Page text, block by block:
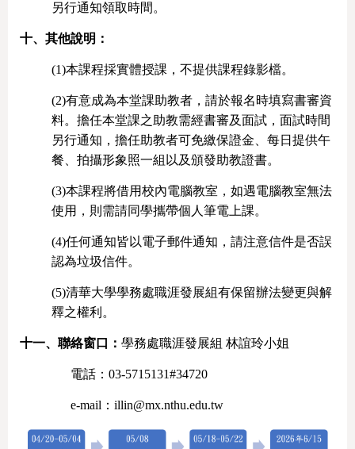
另行通知領取時間。
十、其他說明：
(1)本課程採實體授課，不提供課程錄影檔。
(2)有意成為本堂課助教者，請於報名時填寫書審資
料。擔任本堂課之助教需經書審及面試，面試時間
另行通知，擔任助教者可免繳保證金、每日提供午
餐、拍攝形象照一組以及頒發助教證書。
(3)本課程將借用校內電腦教室，如遇電腦教室無法
使用，則需請同學攜帶個人筆電上課。
(4)任何通知皆以電子郵件通知，請注意信件是否誤
認為垃圾信件。
(5)清華大學學務處職涯發展組有保留辦法變更與解
釋之權利。
十一、聯絡窗口： 學務處職涯發展組 林誼玲小姐
電話：03-5715131#34720
e-mail： illin@mx.nthu.edu.tw